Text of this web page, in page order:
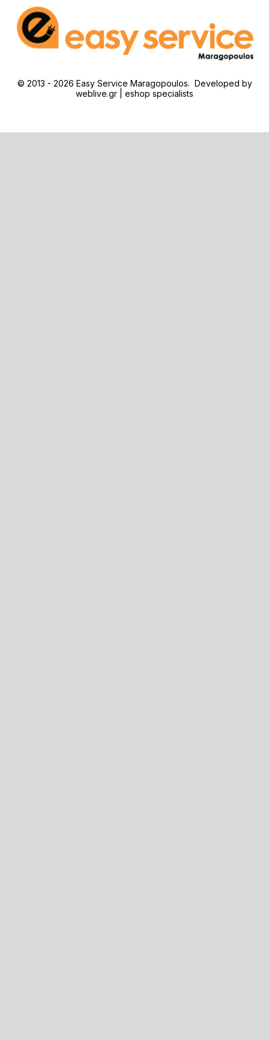
© 2013 - 2026 Easy Service Maragopoulos. Developed by
weblive.gr | eshop specialists